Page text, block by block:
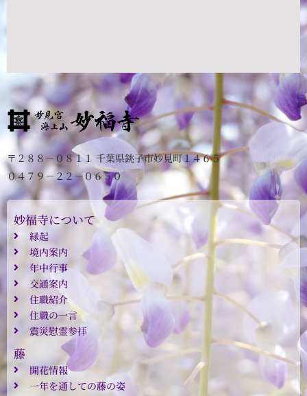
〒２８８－０８１１ 千葉県銚子市妙見町１４６５
０４７９－２２－０６５０
妙福寺について
縁起
境内案内
年中行事
交通案内
住職紹介
住職の一言
震災慰霊参拝
藤
開花情報
一年を通しての藤の姿